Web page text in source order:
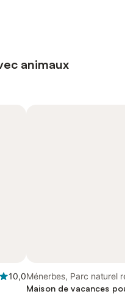
animaux
10,0Ménerbes, Parc naturel
Luberon
Maison de vacances